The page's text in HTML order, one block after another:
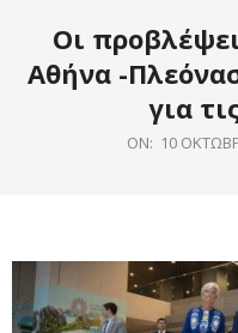
Οι
Αθήνα -
για
ON: 10